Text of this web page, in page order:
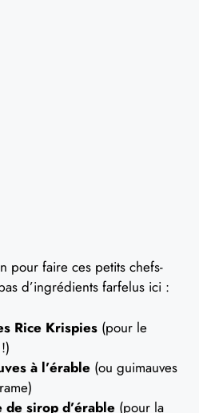
pour faire ces petits chefs-
d’ingrédients farfelus ici :
Rice Krispies (pour le
à l’érable (ou guimauves
sirop d’érable (pour la